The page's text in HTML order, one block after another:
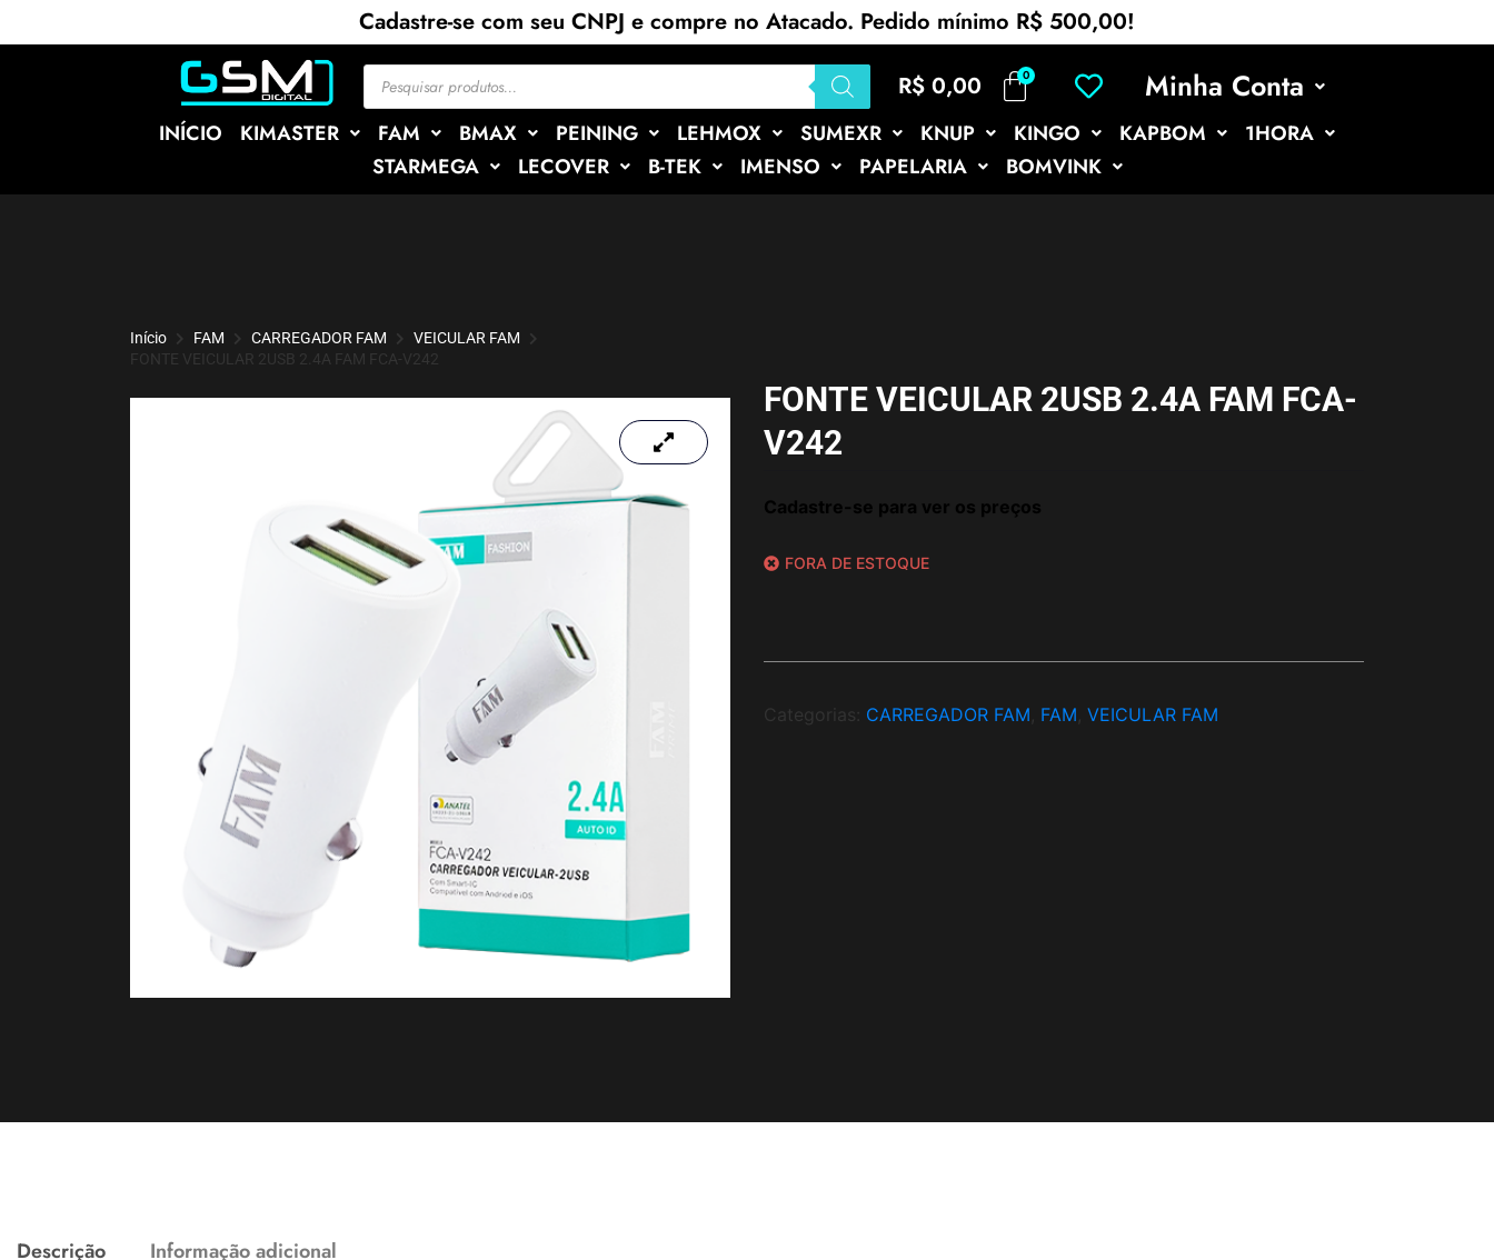
Cadastre-se com seu CNPJ e compre no Atacado. Pedido mínimo R$ 500,00!
R$ 0,00 Minha Conta
INÍCIO KIMASTER FAM BMAX PEINING LEHMOX SUMEXR KNUP KINGO KAPBOM
1HORA
STARMEGA
LECOVER B-TEK IMENSO PAPELARIA BOMVINK
Início FAM CARREGADOR FAM
VEICULAR FAM
FONTE VEICULAR 2USB 2.4A FAM FCA-V242
FONTE VEICULAR 2USB 2.4A FAM FCA-
V242
Cadastre-se para ver os preços
FORA DE ESTOQUE
Categorias: CARREGADOR FAM, FAM, VEICULAR FAM
Descrição Informação adicional